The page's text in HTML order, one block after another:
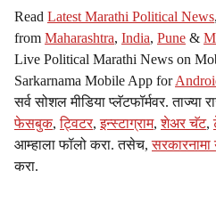
Read Latest Marathi Political News,
from Maharashtra, India, Pune &
Live Political Marathi News on
Sarkarnama Mobile App for
सर्व सोशल मीडिया प्लॅटफॉर्मवर. ताज्या
फेसबुक,ट्विटर,इन्स्टाग्राम,शेअर चॅट,
आम्हाला फॉलो करा. तसेच,
करा.